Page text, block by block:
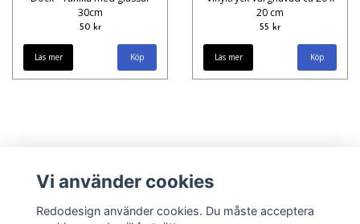
30cm
50 kr
Läs mer
20 cm
55 kr
Läs mer
Vi använder cookies
Redodesign använder cookies. Du måste acceptera